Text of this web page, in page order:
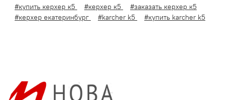
#купить керхер к5 #керхер к5
#заказать керхер к5
#керхер екатеринбург
#karcher k5 #купить karcher k5